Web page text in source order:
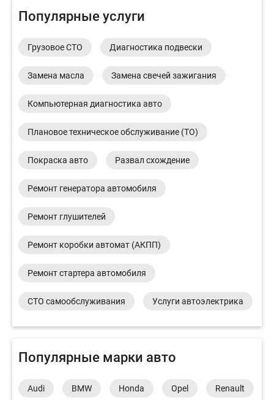
Популярные услуги
Грузовое СТО Диагностика подвески
Замена масла Замена свечей зажигания
Компьютерная диагностика авто
Плановое техническое обслуживание (ТО)
Покраска авто Развал схождение
Ремонт генератора автомобиля
Ремонт глушителей
Ремонт коробки автомат (АКПП)
Ремонт стартера автомобиля
СТО самообслуживания Услуги автоэлектрика
Популярные марки авто
Audi BMW Honda Opel Renault